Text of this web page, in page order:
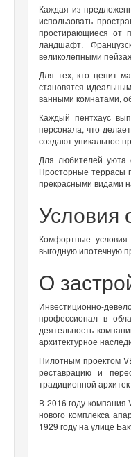
Каждая из
использовать
простирающиеся от
ландшафт.
великолепными
Для тех, кто ценит
становятся
ванными комнатами,
Каждый пентхаус
персонала, что
создают уникальное
Для любителей уюта
Просторные террасы
прекрасными видами
Условия
Комфортные
выгодную ипотечную
О
Инвестиционно-
профессионал в
деятельность
архитектурное
Пилотным проектом
реставрацию и
традиционной
В 2016 году компания
нового комплекса
1929 году на улице